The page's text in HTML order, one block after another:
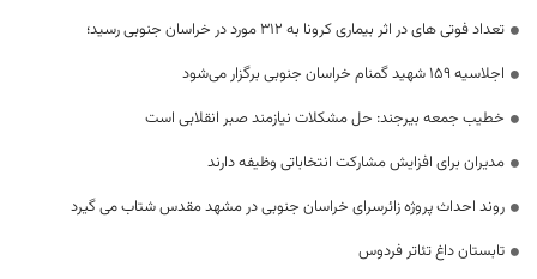
تعداد فوتی های در اثر بیماری کرونا به 312 مورد در خراسان جنوبی رسید؛
اجلاسیه ۱۵۹ شهید گمنام خراسان جنوبی برگزار می‌شود
خطیب جمعه بیرجند: حل مشکلات نیازمند صبر انقلابی است
مدیران برای افزایش مشارکت انتخاباتی وظیفه دارند
روند احداث پروژه زائرسرای خراسان جنوبی در مشهد مقدس شتاب می گیرد
تابستان داغ تئاتر فردوس